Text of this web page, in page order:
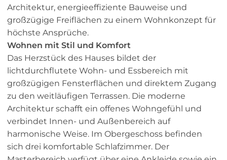
Architektur, energieeffiziente Bauweise und
großzügige Freiflächen zu einem Wohnkonzept für
höchste Ansprüche.
Wohnen mit Stil und Komfort
Das Herzstück des Hauses bildet der
lichtdurchflutete Wohn- und Essbereich mit
großzügigen Fensterflächen und direktem Zugang
zu den weitläufigen Terrassen. Die moderne
Architektur schafft ein offenes Wohngefühl und
verbindet Innen- und Außenbereich auf
harmonische Weise. Im Obergeschoss befinden
sich drei komfortable Schlafzimmer. Der